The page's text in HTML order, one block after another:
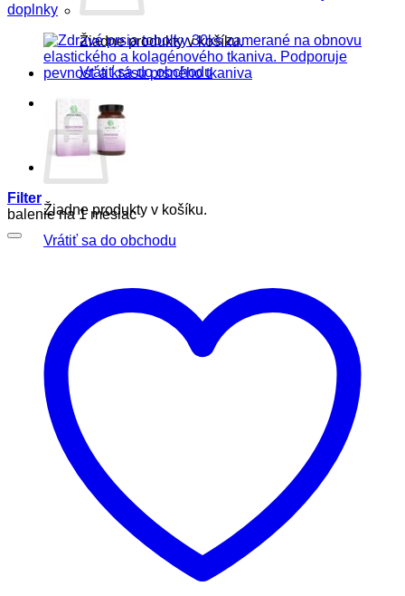
Žiadne produkty v košíku.
Vrátiť sa do obchodu
Košík
Žiadne produkty v košíku.
Vrátiť sa do obchodu
doplnky
Filter
balenie na 1 mesiac